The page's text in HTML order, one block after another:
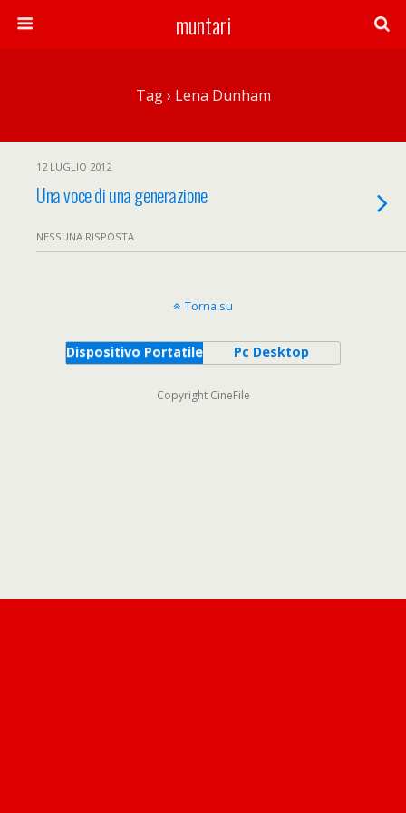
muntari
Tag › Lena Dunham
12 LUGLIO 2012
Una voce di una generazione
NESSUNA RISPOSTA
Torna su
Dispositivo Portatile Pc Desktop
Copyright CineFile